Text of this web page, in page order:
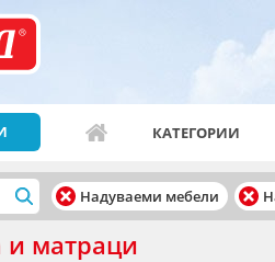
КАТЕГОРИИ
Надуваеми мебели
и матраци